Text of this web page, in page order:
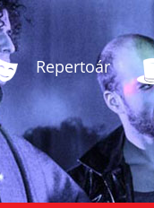
Repertoár